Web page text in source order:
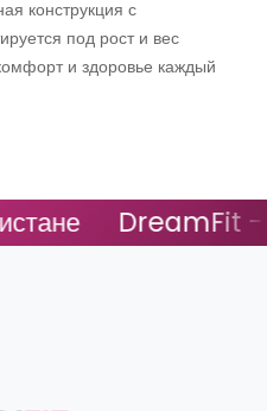
конструкция с
под рост и вес
и здоровье каждый
DreamFit -